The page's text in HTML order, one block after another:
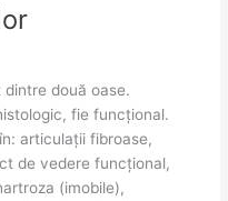
două oase.
fie funcțional.
articulații fibroase,
de vedere funcțional,
(imobile),